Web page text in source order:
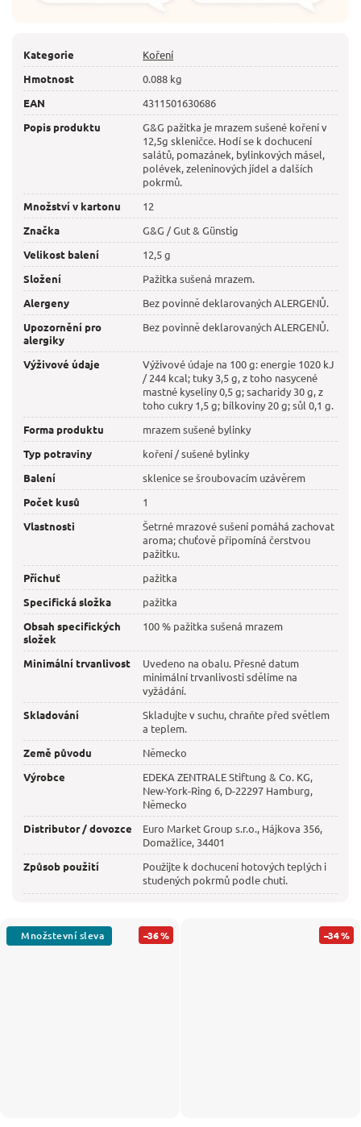
Kategorie
Koření
Hmotnost
0.088 kg
EAN
4311501630686
Popis produktu
G&G pažitka je mrazem sušené koření v
12,5g skleničce. Hodí se k dochucení
salátů, pomazánek, bylinkových másel,
polévek, zeleninových jídel a dalších
pokrmů.
Množství v kartonu
12
Značka
G&G / Gut & Günstig
Velikost balení
12,5 g
Složení
Pažitka sušená mrazem.
Alergeny
Bez povinně deklarovaných ALERGENŮ.
Upozornění pro
alergiky
Bez povinně deklarovaných ALERGENŮ.
Výživové údaje
Výživové údaje na 100 g: energie 1020 kJ
/ 244 kcal; tuky 3,5 g, z toho nasycené
mastné kyseliny 0,5 g; sacharidy 30 g, z
toho cukry 1,5 g; bílkoviny 20 g; sůl 0,1 g.
Forma produktu
mrazem sušené bylinky
Typ potraviny
koření / sušené bylinky
Balení
sklenice se šroubovacím uzávěrem
Počet kusů
1
Vlastnosti
Šetrné mrazové sušení pomáhá zachovat
aroma; chuťově připomíná čerstvou
pažitku.
Příchuť
pažitka
Specifická složka
pažitka
Obsah specifických
složek
100 % pažitka sušená mrazem
Minimální trvanlivost
Uvedeno na obalu. Přesné datum
minimální trvanlivosti sdělíme na
vyžádání.
Skladování
Skladujte v suchu, chraňte před světlem
a teplem.
Země původu
Německo
Výrobce
EDEKA ZENTRALE Stiftung & Co. KG,
New-York-Ring 6, D-22297 Hamburg,
Německo
Distributor / dovozce
Euro Market Group s.r.o., Hájkova 356,
Domažlice, 34401
Způsob použití
Použijte k dochucení hotových teplých i
studených pokrmů podle chuti.
–36 % –34 %